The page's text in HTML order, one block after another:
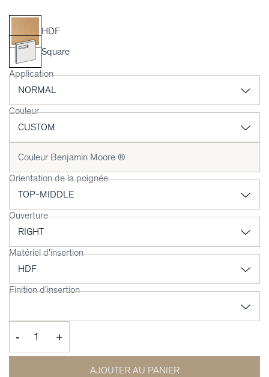
HDF
Square
Application
Couleur
Orientation de la poignée
Ouverture
Matériel d'insertion
Finition d'insertion
- +
AJOUTER AU PANIER